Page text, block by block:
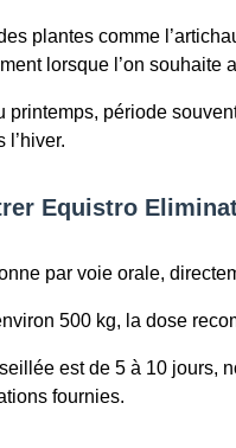
plantes comme
lorsque l’on
printemps, période
l’hiver.
Equistro
par voie orale,
500 kg, la dose
est de 5 à 10 jours,
fournies.